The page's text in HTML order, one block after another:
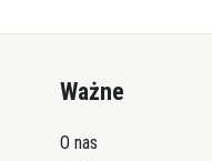
Ważne
O nas